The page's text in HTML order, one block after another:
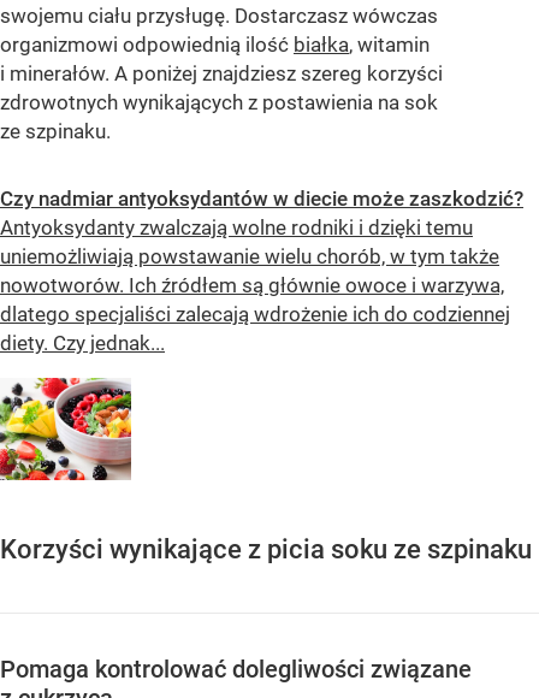
swojemu ciału przysługę. Dostarczasz wówczas
organizmowi odpowiednią ilość białka, witamin
i minerałów. A poniżej znajdziesz szereg korzyści
zdrowotnych wynikających z postawienia na sok
ze szpinaku.
Czy nadmiar antyoksydantów w diecie może zaszkodzić?
Antyoksydanty zwalczają wolne rodniki i dzięki temu
uniemożliwiają powstawanie wielu chorób, w tym także
nowotworów. Ich źródłem są głównie owoce i warzywa,
dlatego specjaliści zalecają wdrożenie ich do codziennej
diety. Czy jednak...
Korzyści wynikające z picia soku ze szpinaku
Pomaga kontrolować dolegliwości związane